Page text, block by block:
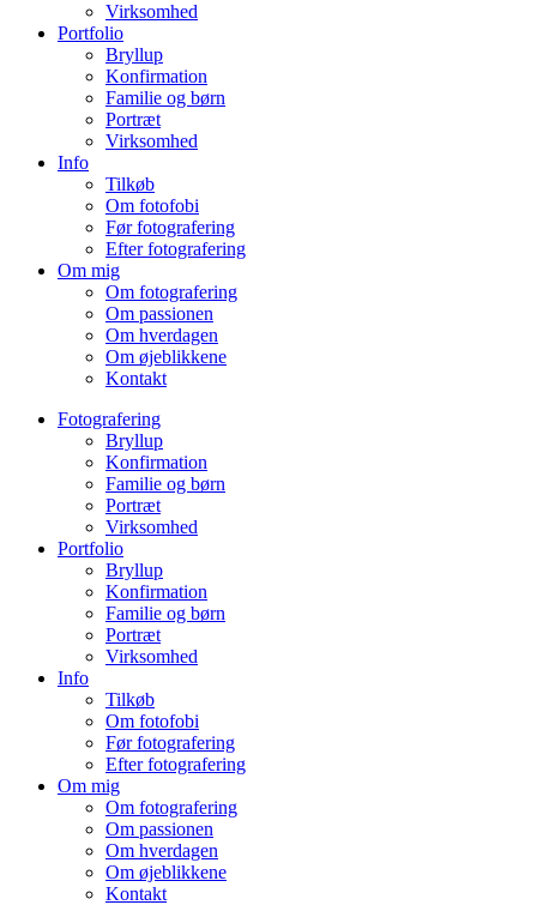
Virksomhed
Portfolio
Bryllup
Konfirmation
Familie og børn
Portræt
Virksomhed
Info
Tilkøb
Om fotofobi
Før fotografering
Efter fotografering
Om mig
Om fotografering
Om passionen
Om hverdagen
Om øjeblikkene
Kontakt
Fotografering
Bryllup
Konfirmation
Familie og børn
Portræt
Virksomhed
Portfolio
Bryllup
Konfirmation
Familie og børn
Portræt
Virksomhed
Info
Tilkøb
Om fotofobi
Før fotografering
Efter fotografering
Om mig
Om fotografering
Om passionen
Om hverdagen
Om øjeblikkene
Kontakt